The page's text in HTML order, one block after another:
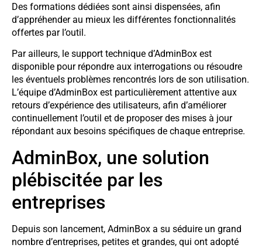
Des formations dédiées sont ainsi dispensées, afin
d’appréhender au mieux les différentes fonctionnalités
offertes par l’outil.
Par ailleurs, le support technique d’AdminBox est
disponible pour répondre aux interrogations ou résoudre
les éventuels problèmes rencontrés lors de son utilisation.
L’équipe d’AdminBox est particulièrement attentive aux
retours d’expérience des utilisateurs, afin d’améliorer
continuellement l’outil et de proposer des mises à jour
répondant aux besoins spécifiques de chaque entreprise.
AdminBox, une solution
plébiscitée par les
entreprises
Depuis son lancement, AdminBox a su séduire un grand
nombre d’entreprises, petites et grandes, qui ont adopté